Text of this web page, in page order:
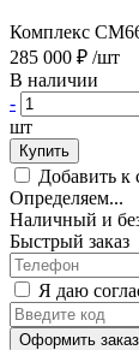
Комплекс
285 000 ₽ /шт
В наличии
-
шт
Купить
Добавить к
Определяем...
Наличный и
Быстрый заказ
Я даю
Оформить заказ